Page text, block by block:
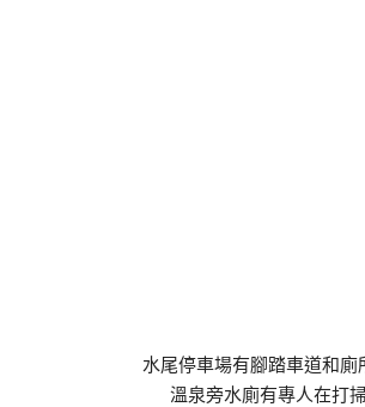
水尾停車場有腳踏車道和廁
溫泉旁水廁有專人在打